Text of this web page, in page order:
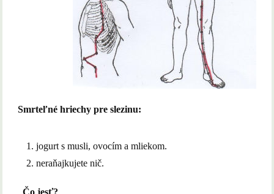
Smrteľné hriechy pre slezinu:
jogurt s musli, ovocím a mliekom.
neraňajkujete nič.
Čo jesť?